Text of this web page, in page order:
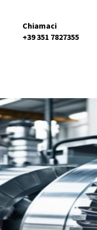
Chiamaci
+39 351 7827355